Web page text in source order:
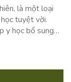
là một loại
tuyệt vời.
y học bổ sung